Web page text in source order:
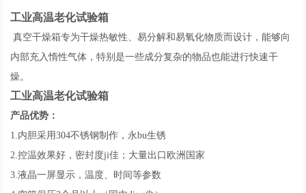
工业高温老化试验箱
真空干燥箱专为干燥热敏性、易分解和易氧化物质而设计，能够向
内部充入惰性气体，特别是一些成分复杂的物品也能进行快速干
燥。
工业高温老化试验箱
产品优势：
1.内胆采用304不锈钢制作，永bu生锈
2.控温效果好，密封度ji佳；大量出口欧洲国家
3.液晶一屏显示，温度、时间等参数